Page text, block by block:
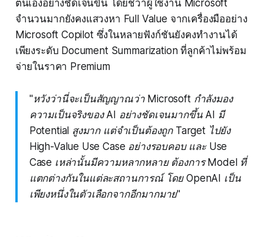
ตนเองอย่างชัดเจนขึ้น โดยชี้ว่าผู้ใช้งาน Microsoft
จำนวนมากยังคงแสวงหา Full Value จากเครื่องมืออย่าง
Microsoft Copilot ซึ่งในหลายฟังก์ชันยังคงทำงานได้
เพียงระดับ Document Summarization ที่ลูกค้าไม่พร้อม
จ่ายในราคา Premium
"หวังว่านี่จะเป็นสัญญาณว่า Microsoft กำลังมอง
ความเป็นจริงของ AI อย่างชัดเจนมากขึ้น AI มี
Potential สูงมาก แต่จำเป็นต้องถูก Target ไปยัง
High-Value Use Case อย่างรอบคอบ และ Use
Case เหล่านั้นมีความหลากหลาย ต้องการ Model ที่
แตกต่างกันในแต่ละสถานการณ์ โดย OpenAI เป็น
เพียงหนึ่งในตัวเลือกจากอีกมากมาย"